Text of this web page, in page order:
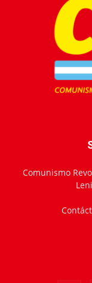
Comunismo